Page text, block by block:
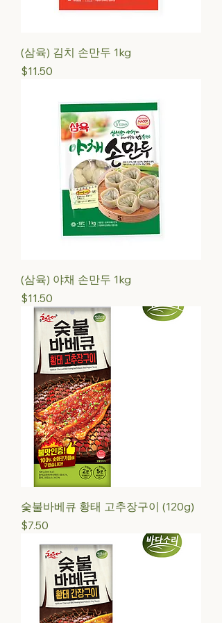
(삼육) 김치 손만두 1kg
Price
$11.50
(삼육) 야채 손만두 1kg
Price
$11.50
숯불바베큐 황태 고추장구이 (120g)
Price
$7.50